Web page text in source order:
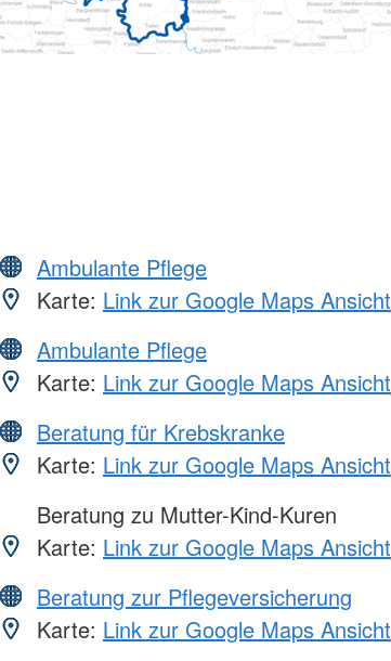
Ambulante Pflege
Karte: Link zur Google Maps Ansicht
Ambulante Pflege
Karte: Link zur Google Maps Ansicht
Beratung für Krebskranke
Karte: Link zur Google Maps Ansicht
Beratung zu Mutter-Kind-Kuren
Karte: Link zur Google Maps Ansicht
Beratung zur Pflegeversicherung
Karte: Link zur Google Maps Ansicht